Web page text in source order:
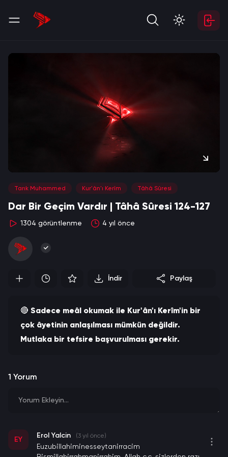
Mute Settings
Tarık Muhammed Kur'ân'ı Kerîm Tâhâ Sûresi
Dar Bir Geçim Vardır | Tâhâ Sûresi 124-127
1304 görüntlenme 4 yıl önce
İndir Paylaş
🔴 Sadece meâl okumak ile Kur'ân'ı Kerîm'in bir
çok âyetinin anlaşılması mümkün değildir.
Mutlaka bir tefsire başvurulması gerekir.
2-) Bilmemenin mâzeret olmadığı ve herkesin
4-) Yalnızca Allah'ın bildiği tefsîrdir. Kim bu
tefsiri bildiğini iddia ederse, o yalancıdır."
1 Yorum
Yorum Ekleyin...
EY
Erol Yalcin (3 yıl önce)
Euzubillahiminesseytanirracim